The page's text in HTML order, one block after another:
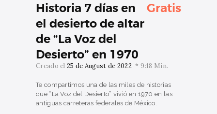
Historia 7 días en
el desierto de altar
de “La Voz del
Desierto” en 1970
Gratis
Creado el 25 de August de 2022 9:18 Min.
Te compartimos una de las miles de historias
que “La Voz del Desierto” vivió en 1970 en las
antiguas carreteras federales de México.